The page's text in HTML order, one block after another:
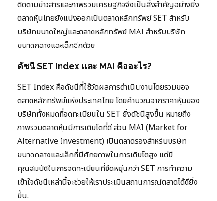
ติดตามข่าวสารและภาพรวมเศรษฐกิจจึงเป็นสิ่งสำคัญอย่างยิ่ง
ตลาดหุ้นไทยยังแบ่งออกเป็นตลาดหลักทรัพย์ SET สำหรับ
บริษัทขนาดใหญ่และตลาดหลักทรัพย์ MAI สำหรับบริษัท
ขนาดกลางและเล็กอีกด้วย
ดัชนี SET Index และ MAI คืออะไร?
SET Index คือดัชนีที่ใช้วัดผลการดำเนินงานโดยรวมของ
ตลาดหลักทรัพย์แห่งประเทศไทย โดยคำนวณจากราคาหุ้นของ
บริษัททั้งหมดที่จดทะเบียนใน SET ยิ่งดัชนีสูงขึ้น หมายถึง
ภาพรวมตลาดหุ้นมีการเติบโตที่ดี ส่วน MAI (Market for
Alternative Investment) เป็นตลาดรองสำหรับบริษัท
ขนาดกลางและเล็กที่มีศักยภาพในการเติบโตสูง แต่มี
คุณสมบัติในการจดทะเบียนที่ยืดหยุ่นกว่า SET การทำความ
เข้าใจดัชนีเหล่านี้จะช่วยให้เราประเมินสถานการณ์ตลาดได้ดียิ่ง
ขึ้น.